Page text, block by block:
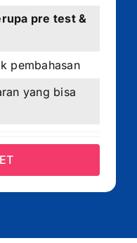
pre test &
pembahasan
yang bisa